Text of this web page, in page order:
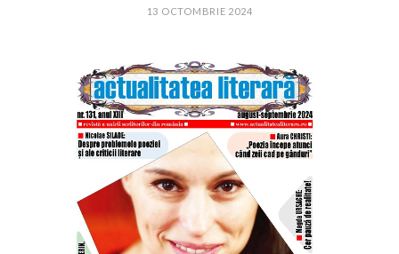
13 OCTOMBRIE 2024